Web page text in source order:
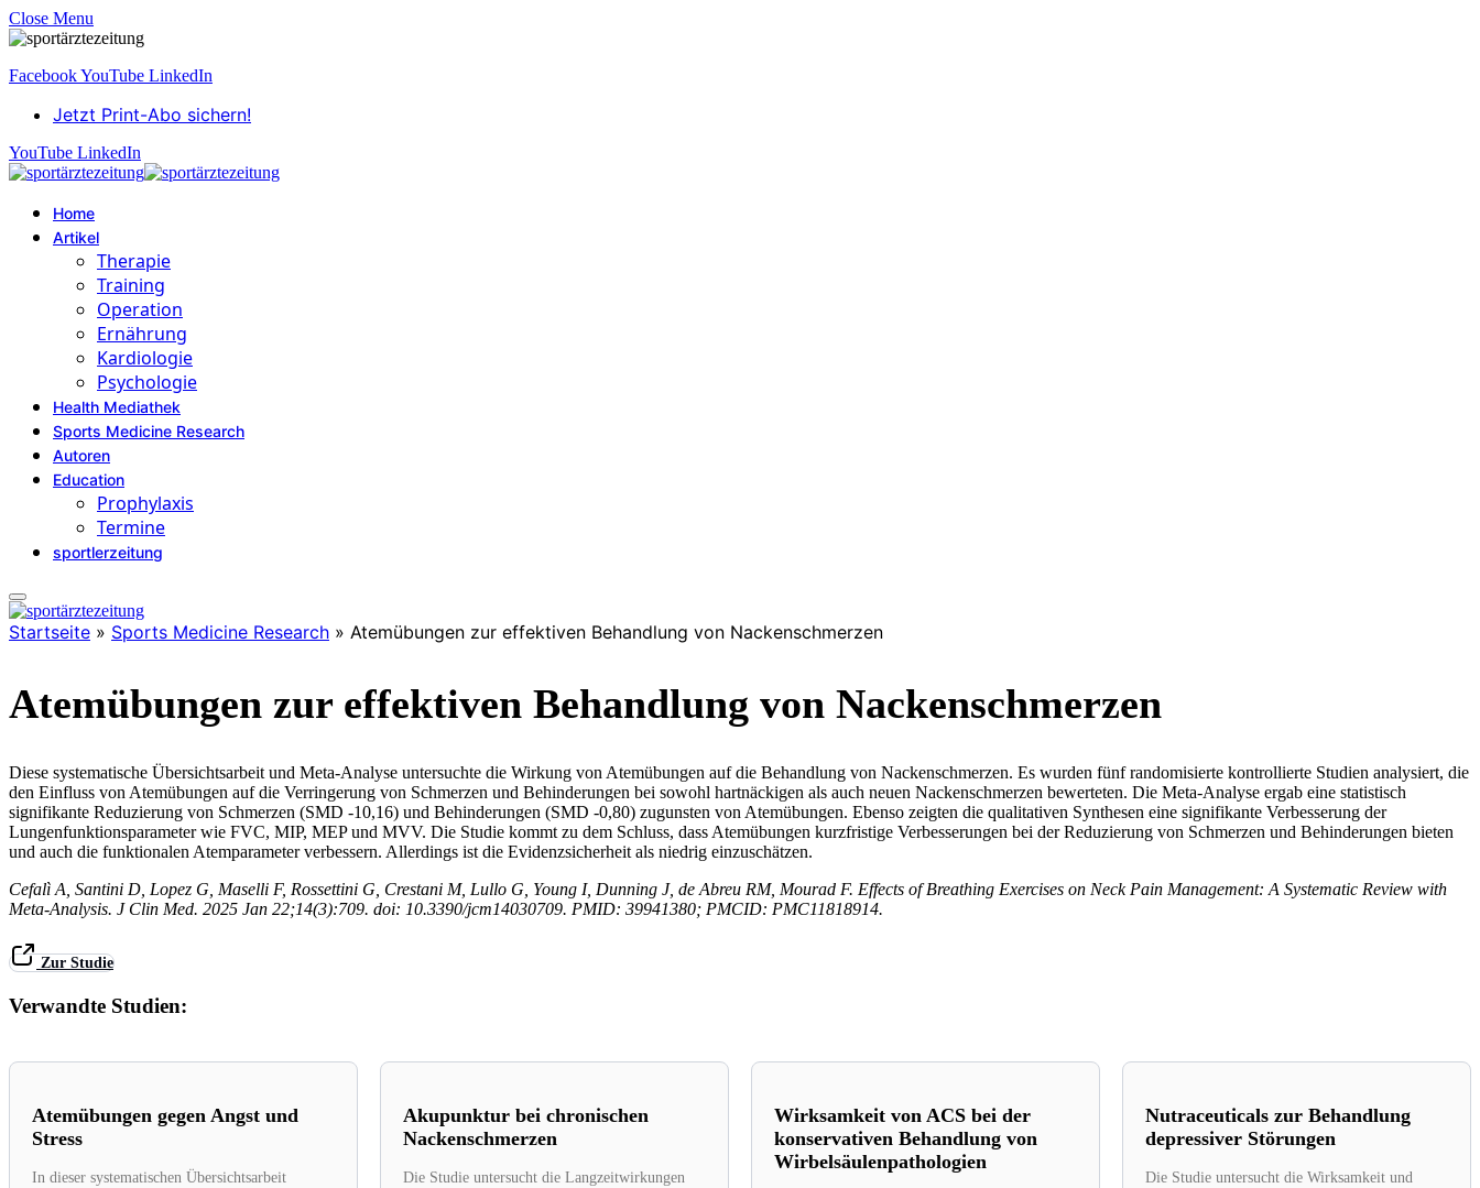
Close Menu
FacebookYouTube LinkedIn
Jetzt Print-Abo sichern!
YouTube LinkedIn
Home
Artikel
Therapie
Training
Operation
Ernährung
Kardiologie
Psychologie
Health Mediathek
Sports Medicine Research
Autoren
Education
Prophylaxis
Termine
sportlerzeitung
Startseite » Sports Medicine Research » Atemübungen zur effektiven Behandlung von Nackenschmerzen
Atemübungen zur effektiven Behandlung von Nackenschmerzen
Diese systematische Übersichtsarbeit und Meta-Analyse untersuchte die Wirkung von Atemübungen auf die Behandlung von Nackenschmerzen. Es wurden fünf randomisierte kontrollierte Studien analysiert, die
den Einfluss von Atemübungen auf die Verringerung von Schmerzen und Behinderungen bei sowohl hartnäckigen als auch neuen Nackenschmerzen bewerteten. Die Meta-Analyse ergab eine statistisch
signifikante Reduzierung von Schmerzen (SMD -10,16) und Behinderungen (SMD -0,80) zugunsten von Atemübungen. Ebenso zeigten die qualitativen Synthesen eine signifikante Verbesserung der
Lungenfunktionsparameter wie FVC, MIP, MEP und MVV. Die Studie kommt zu dem Schluss, dass Atemübungen kurzfristige Verbesserungen bei der Reduzierung von Schmerzen und Behinderungen bieten
und auch die funktionalen Atemparameter verbessern. Allerdings ist die Evidenzsicherheit als niedrig einzuschätzen.
Cefalì A, Santini D, Lopez G, Maselli F, Rossettini G, Crestani M, Lullo G, Young I, Dunning J, de Abreu RM, Mourad F. Effects of Breathing Exercises on Neck Pain Management: A Systematic Review with
Meta-Analysis. J Clin Med. 2025 Jan 22;14(3):709. doi: 10.3390/jcm14030709. PMID: 39941380; PMCID: PMC11818914.
Zur Studie
Verwandte Studien:
Atemübungen gegen Angst und
Stress
In dieser systematischen Übersichtsarbeit
Akupunktur bei chronischen
Nackenschmerzen
Die Studie untersucht die Langzeitwirkungen
Wirksamkeit von ACS bei der
konservativen Behandlung von
Wirbelsäulenpathologien
Nutraceuticals zur Behandlung
depressiver Störungen
Die Studie untersucht die Wirksamkeit und